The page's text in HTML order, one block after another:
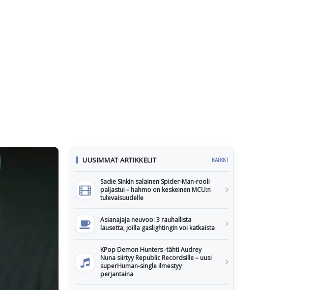
UUSIMMAT ARTIKKELIT KAIKKI
Sadie Sinkin salainen Spider-Man-rooli
paljastui – hahmo on keskeinen MCU:n
tulevaisuudelle
Asianajaja neuvoo: 3 rauhallista
lausetta, joilla gaslightingin voi katkaista
KPop Demon Hunters -tähti Audrey
Nuna siirtyy Republic Recordsille – uusi
superHuman-single ilmestyy
perjantaina